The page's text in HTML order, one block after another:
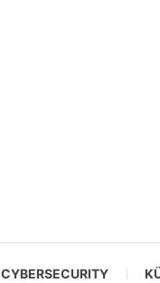
CYBERSECURITY